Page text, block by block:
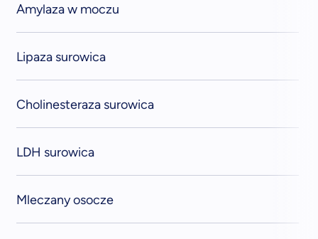
Amylaza w moczu
Lipaza surowica
Cholinesteraza surowica
LDH surowica
Mleczany osocze